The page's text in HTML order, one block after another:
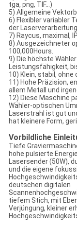
tga, png, TIF…)
5) Allgemeine
6) Flexibler variabler
der
7) Raycus, maximal,
8) Ausgezeichneter
100,000Hours.
9) Die höchste
Leistungsfähigkeit,
10) Klein, stabil,
11) Hohe Präzision,
allem Metall und
12) Diese Maschine
Wähler-optischen
Laserstrahl ist gut
hat kleinere Form,
Vorbildliche
Tiefe
hohe pulsierte
Lasersender (50W),
und die eigene
deutschen digitalen
tiefem Stich, mit
Verjüngung, kleiner